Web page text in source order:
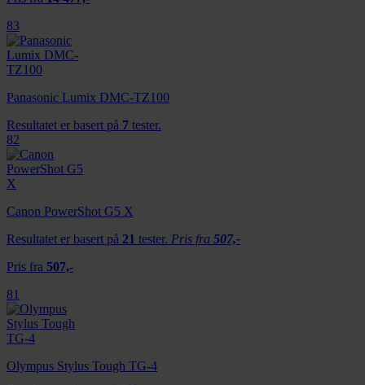
83
Panasonic Lumix DMC-TZ100
Resultatet er basert på 7 tester.
82
Canon PowerShot G5 X
Resultatet er basert på 21 tester. Pris fra 507,-
Pris fra 507,-
81
Olympus Stylus Tough TG-4